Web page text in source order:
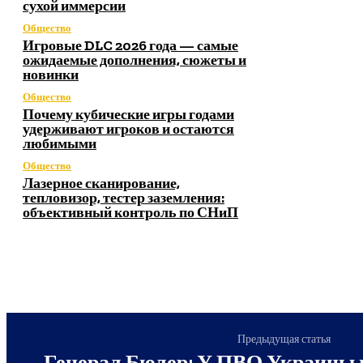
сухой иммерсии
Общество
Игровые DLC 2026 года — самые
ожидаемые дополнения, сюжеты и
новинки
Общество
Почему кубические игры годами
удерживают игроков и остаются
любимыми
Общество
Лазерное сканирование,
тепловизор, тестер заземления:
объективный контроль по СНиП
Предыдущая статья